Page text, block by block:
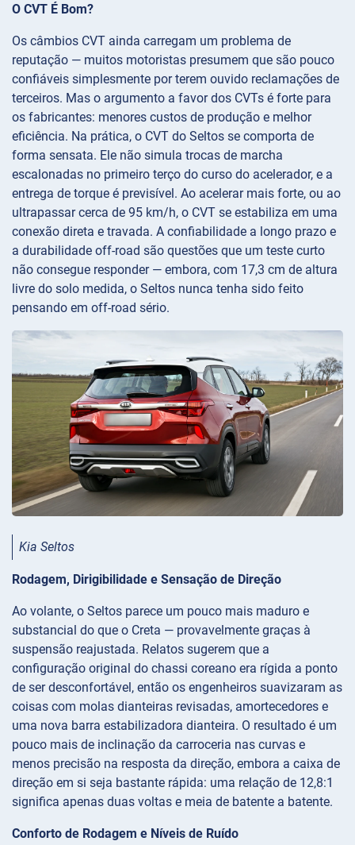
O CVT É Bom?
Os câmbios CVT ainda carregam um problema de
reputação — muitos motoristas presumem que são pouco
confiáveis simplesmente por terem ouvido reclamações de
terceiros. Mas o argumento a favor dos CVTs é forte para
os fabricantes: menores custos de produção e melhor
eficiência. Na prática, o CVT do Seltos se comporta de
forma sensata. Ele não simula trocas de marcha
escalonadas no primeiro terço do curso do acelerador, e a
entrega de torque é previsível. Ao acelerar mais forte, ou ao
ultrapassar cerca de 95 km/h, o CVT se estabiliza em uma
conexão direta e travada. A confiabilidade a longo prazo e
a durabilidade off-road são questões que um teste curto
não consegue responder — embora, com 17,3 cm de altura
livre do solo medida, o Seltos nunca tenha sido feito
pensando em off-road sério.
Kia Seltos
Rodagem, Dirigibilidade e Sensação de Direção
Ao volante, o Seltos parece um pouco mais maduro e
substancial do que o Creta — provavelmente graças à
suspensão reajustada. Relatos sugerem que a
configuração original do chassi coreano era rígida a ponto
de ser desconfortável, então os engenheiros suavizaram as
coisas com molas dianteiras revisadas, amortecedores e
uma nova barra estabilizadora dianteira. O resultado é um
pouco mais de inclinação da carroceria nas curvas e
menos precisão na resposta da direção, embora a caixa de
direção em si seja bastante rápida: uma relação de 12,8:1
significa apenas duas voltas e meia de batente a batente.
Conforto de Rodagem e Níveis de Ruído